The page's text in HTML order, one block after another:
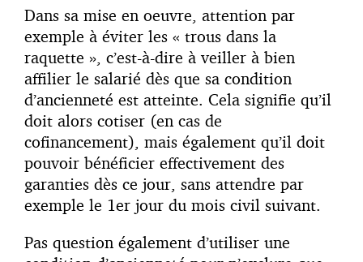
Dans sa mise en oeuvre, attention par
exemple à éviter les « trous dans la
raquette », c’est-à-dire à veiller à bien
affilier le salarié dès que sa condition
d’ancienneté est atteinte. Cela signifie qu’il
doit alors cotiser (en cas de
cofinancement), mais également qu’il doit
pouvoir bénéficier effectivement des
garanties dès ce jour, sans attendre par
exemple le 1er jour du mois civil suivant.
Pas question également d’utiliser une